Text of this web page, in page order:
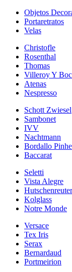
Objetos
Portaretratos
Velas
Christofle
Rosenthal
Thomas
Villeroy Y
Atenas
Nespresso
Schott Zwiesel
Sambonet
IVV
Nachtmann
Bordallo
Baccarat
Seletti
Vista Alegre
Hutschenreuter
Kolglass
Notre Monde
Versace
Tex Iris
Serax
Bernardaud
Portmeirion